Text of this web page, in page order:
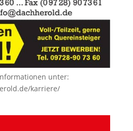
unter:
karriere/